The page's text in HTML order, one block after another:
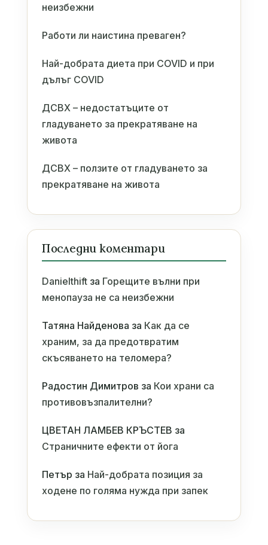
неизбежни
Работи ли наистина преваген?
Най-добрата диета при COVID и при
дълъг COVID
ДСВХ – недостатъците от
гладуването за прекратяване на
живота
ДСВХ – ползите от гладуването за
прекратяване на живота
Последни коментари
Danielthiftза Горещите вълни при
менопауза не са неизбежни
Татяна Найденова за Как да се
храним, за да предотвратим
скъсяването на теломера?
Радостин Димитров за Кои храни са
противовъзпалителни?
ЦВЕТАН ЛАМБЕВ КРЪСТЕВ за
Страничните ефекти от йога
Петър за Най-добрата позиция за
ходене по голяма нужда при запек